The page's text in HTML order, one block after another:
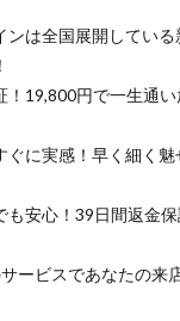
ンは全国展開してい
19,800円で一生通
に実感！早く細く魅
安心！39日間返金
ービスであなたの来